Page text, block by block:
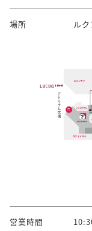
場所 ル
営業時間